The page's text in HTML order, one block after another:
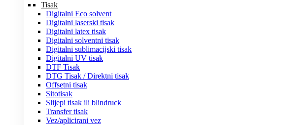
Tisak
Digitalni Eco solvent
Digitalni laserski tisak
Digitalni latex tisak
Digitalni solventni tisak
Digitalni sublimacijski tisak
Digitalni UV tisak
DTF Tisak
DTG Tisak / Direktni tisak
Offsetni tisak
Sitotisak
Slijepi tisak ili blindruck
Transfer tisak
Vez/aplicirani vez